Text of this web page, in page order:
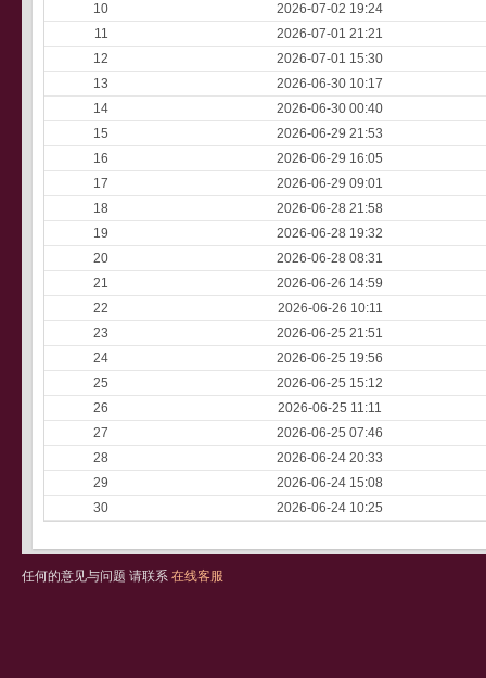
10
2026-07-02 19:24
11
2026-07-01 21:21
12
2026-07-01 15:30
13
2026-06-30 10:17
14
2026-06-30 00:40
15
2026-06-29 21:53
16
2026-06-29 16:05
17
2026-06-29 09:01
18
2026-06-28 21:58
19
2026-06-28 19:32
20
2026-06-28 08:31
21
2026-06-26 14:59
22
2026-06-26 10:11
23
2026-06-25 21:51
24
2026-06-25 19:56
25
2026-06-25 15:12
26
2026-06-25 11:11
27
2026-06-25 07:46
28
2026-06-24 20:33
29
2026-06-24 15:08
30
2026-06-24 10:25
任何的意见与问题 请联系 在线客服